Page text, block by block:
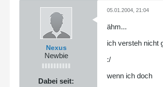
Nexus
Newbie
Dabei seit:
05.01.2004, 21:04
ähm...
ich versteh nicht
:/
wenn ich doch